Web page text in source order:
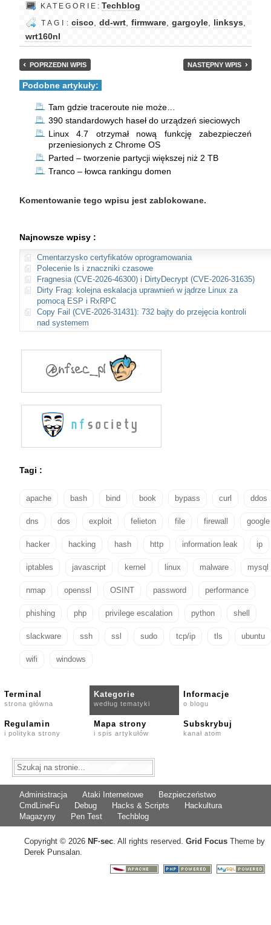
K A T E G O R I E : Techblog
T A G I : cisco dd-wrt, firmware, gargoyle, linksys
wrt160nl
POPRZEDNI WPIS NASTĘPNY WPIS
Podobne artykuły:
Tam gdzie traceroute nie może…
390 standardowych haseł do urządzeń sieciowych
Linux 4.7 otrzymał nową funkcję zabezpieczeń
przeniesionych z Chrome OS
Parted – tworzenie partycji większej niż 2 TB
Tranco – łowca rankingu domen
Komentowanie tego wpisu jest zablokowane.
Najnowsze wpisy :
Cmentarzysko certyfikatów oprogramowania
Polecenie ls i znaczniki czasowe
Fragnesia (CVE-2026-46300) i DirtyDecrypt (CVE-2026-31635)
Dirty Frag: kolejna eskalacja uprawnień w jądrze Linux za
pomocą ESP i RxRPC
Copy Fail (CVE-2026-31431): 732 bajty do przejęcia kontroli
nad systemem
Tagi :
apache bash bind book bypass curl ddos
dns dos exploit felieton file firewall google
hacker hacking hash http information leak ip
iptables javascript kernel linux malware mysql
nmap openssl OSINT password performance
phishing php privilege escalation python shell
slackware ssh ssl sudo tcp/ip tls ubuntu
wifi windows
Terminal
strona główna
Kategorie
według tematyki
Informacje
o blogu
Regulamin
i polityka strony
Mapa strony
i spis artykułów
Subskrybuj
kanał atom
Administracja Ataki Internetowe
Bezpieczeństwo
CmdLineFu
Debug Hacks & Scripts
Hackultura
Magazyny
Pen Test Techblog
Copyright © 2026 NF·sec. All rights reserved. Grid Focus Theme by
Derek Punsalan.